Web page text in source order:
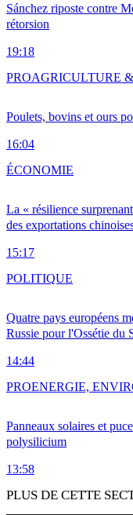
Sánchez riposte contre
rétorsion
19:18
Poulets, bovins et ours
16:04
PROAGRICULTURE
La « résilience
des exportations
15:17
ÉCONOMIE
Quatre pays européens
Russie pour l'Ossétie du
14:44
POLITIQUE
Panneaux solaires et
polysilicium
13:58
PROENERGIE,
PLUS DE CETTE